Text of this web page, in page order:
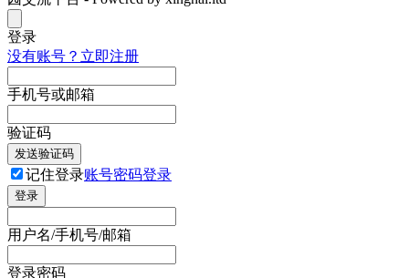
登录
没有账号？立即注册
手机号或邮箱
验证码
发送验证码
记住登录账号密码登录
登录
用户名/手机号/邮箱
登录密码